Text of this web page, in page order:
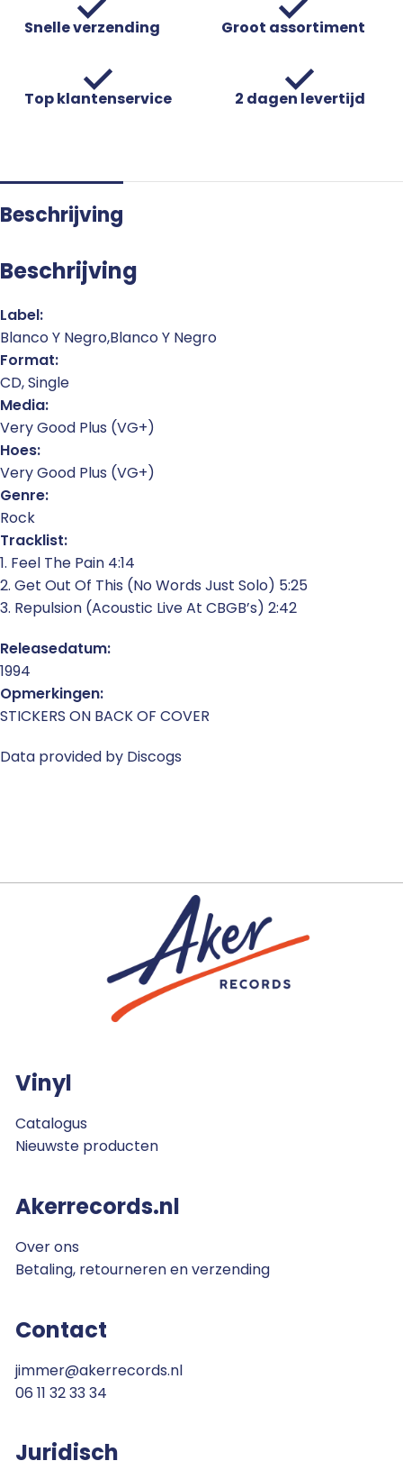
Snelle verzending Groot assortiment
Top klantenservice 2 dagen levertijd
Beschrijving
Beschrijving
Label:
Blanco Y Negro,Blanco Y Negro
Format:
CD, Single
Media:
Very Good Plus (VG+)
Hoes:
Very Good Plus (VG+)
Genre:
Rock
Tracklist:
1. Feel The Pain 4:14
2. Get Out Of This (No Words Just Solo) 5:25
3. Repulsion (Acoustic Live At CBGB’s) 2:42
Releasedatum:
1994
Opmerkingen:
STICKERS ON BACK OF COVER
Data provided by Discogs
Vinyl
Catalogus
Nieuwste producten
Akerrecords.nl
Over ons
Betaling, retourneren en verzending
Contact
jimmer@akerrecords.nl
06 11 32 33 34
Juridisch